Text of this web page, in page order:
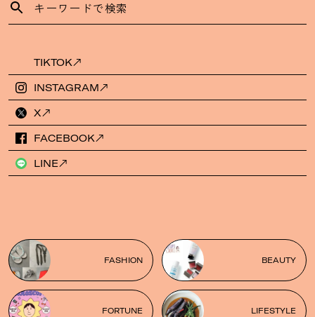
TIKTOK
INSTAGRAM
X
FACEBOOK
LINE
FASHION BEAUTY
FORTUNE LIFESTYLE